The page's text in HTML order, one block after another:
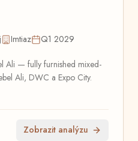
Imtiaz Q1 2029
Ali — fully furnished mixed-
Ali, DWC a Expo City.
Zobrazit analýzu